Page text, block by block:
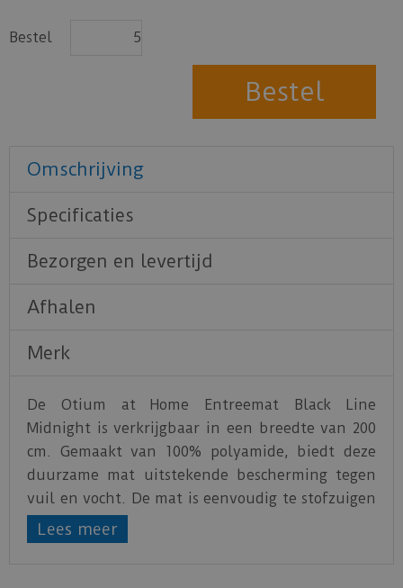
Bestel
Omschrijving
Specificaties
Bezorgen en levertijd
Afhalen
Merk
De Otium at Home Entreemat Black Line
Midnight is verkrijgbaar in een breedte van 200
cm. Gemaakt van 100% polyamide, biedt deze
duurzame mat uitstekende bescherming tegen
vuil en vocht. De mat is eenvoudig te stofzuigen
en houdt de entree schoon en netjes. Daarnaast
helpt een goede deurmat zoals deze om krassen
Lees meer